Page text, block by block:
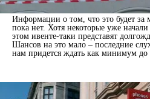
Информации о том, что это будет за
пока нет. Хотя некоторые уже
этом ивенте-таки представят
Шансов на это мало – последние
нам придется ждать как минимум до